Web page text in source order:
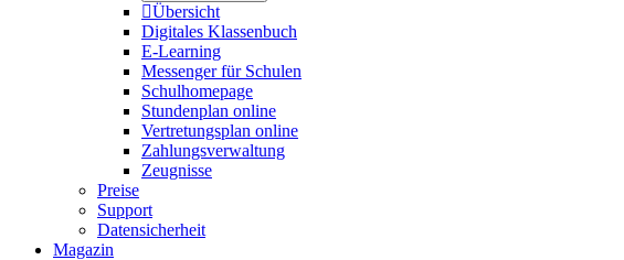
Übersicht
Digitales Klassenbuch
E-Learning
Messenger für Schulen
Schulhomepage
Stundenplan online
Vertretungsplan online
Zahlungsverwaltung
Zeugnisse
Preise
Support
Datensicherheit
Magazin